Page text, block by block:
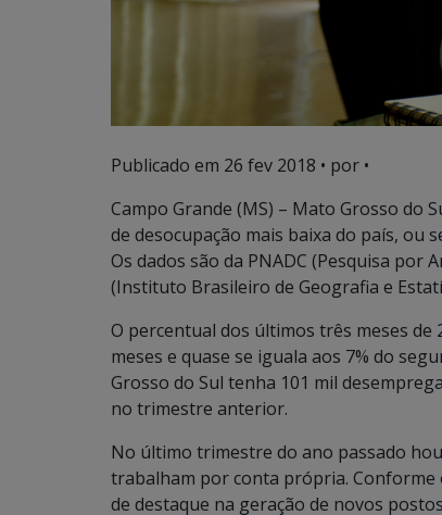
Publicado em 26 fev 2018 • por •
Campo Grande (MS) – Mato Grosso do
de desocupação mais baixa do país, ou
Os dados são da PNADC (Pesquisa por
(Instituto Brasileiro de Geografia e
O percentual dos últimos três meses de
meses e quase se iguala aos 7% do
Grosso do Sul tenha 101 mil
no trimestre anterior.
No último trimestre do ano passado
trabalham por conta própria. Conforme
de destaque na geração de novos